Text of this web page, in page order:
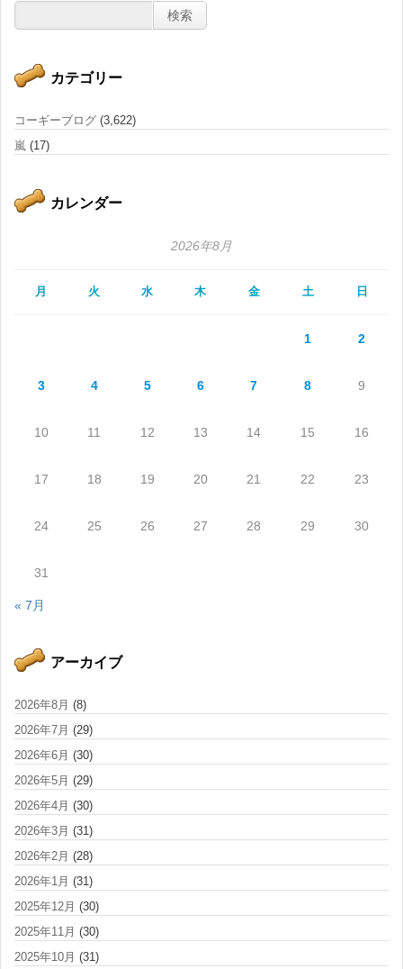
カテゴリー
コーギーブログ (3,622)
嵐 (17)
カレンダー
2026年8月
月 火 水 木 金 土 日
1 2
3 4 5 6 7 8 9
10 11 12 13 14 15 16
17 18 19 20 21 22 23
24 25 26 27 28 29 30
31
« 7月
アーカイブ
2026年8月 (8)
2026年7月 (29)
2026年6月 (30)
2026年5月 (29)
2026年4月 (30)
2026年3月 (31)
2026年2月 (28)
2026年1月 (31)
2025年12月 (30)
2025年11月 (30)
2025年10月 (31)